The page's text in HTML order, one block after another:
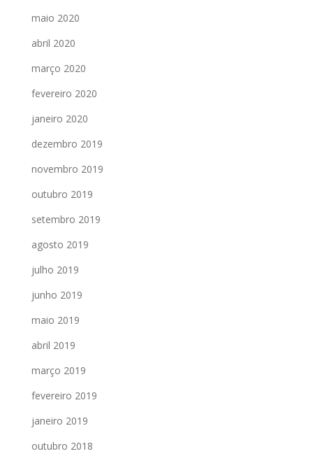
maio 2020
abril 2020
março 2020
fevereiro 2020
janeiro 2020
dezembro 2019
novembro 2019
outubro 2019
setembro 2019
agosto 2019
julho 2019
junho 2019
maio 2019
abril 2019
março 2019
fevereiro 2019
janeiro 2019
outubro 2018